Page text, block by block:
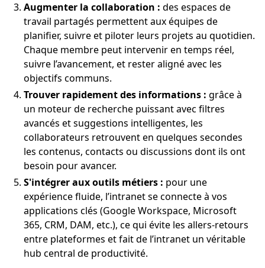
Augmenter la collaboration : des espaces de
travail partagés permettent aux équipes de
planifier, suivre et piloter leurs projets au quotidien.
Chaque membre peut intervenir en temps réel,
suivre l’avancement, et rester aligné avec les
objectifs communs.
Trouver rapidement des informations : grâce à
un moteur de recherche puissant avec filtres
avancés et suggestions intelligentes, les
collaborateurs retrouvent en quelques secondes
les contenus, contacts ou discussions dont ils ont
besoin pour avancer.
S'intégrer aux outils métiers : pour une
expérience fluide, l’intranet se connecte à vos
applications clés (Google Workspace, Microsoft
365, CRM, DAM, etc.), ce qui évite les allers-retours
entre plateformes et fait de l’intranet un véritable
hub central de productivité.